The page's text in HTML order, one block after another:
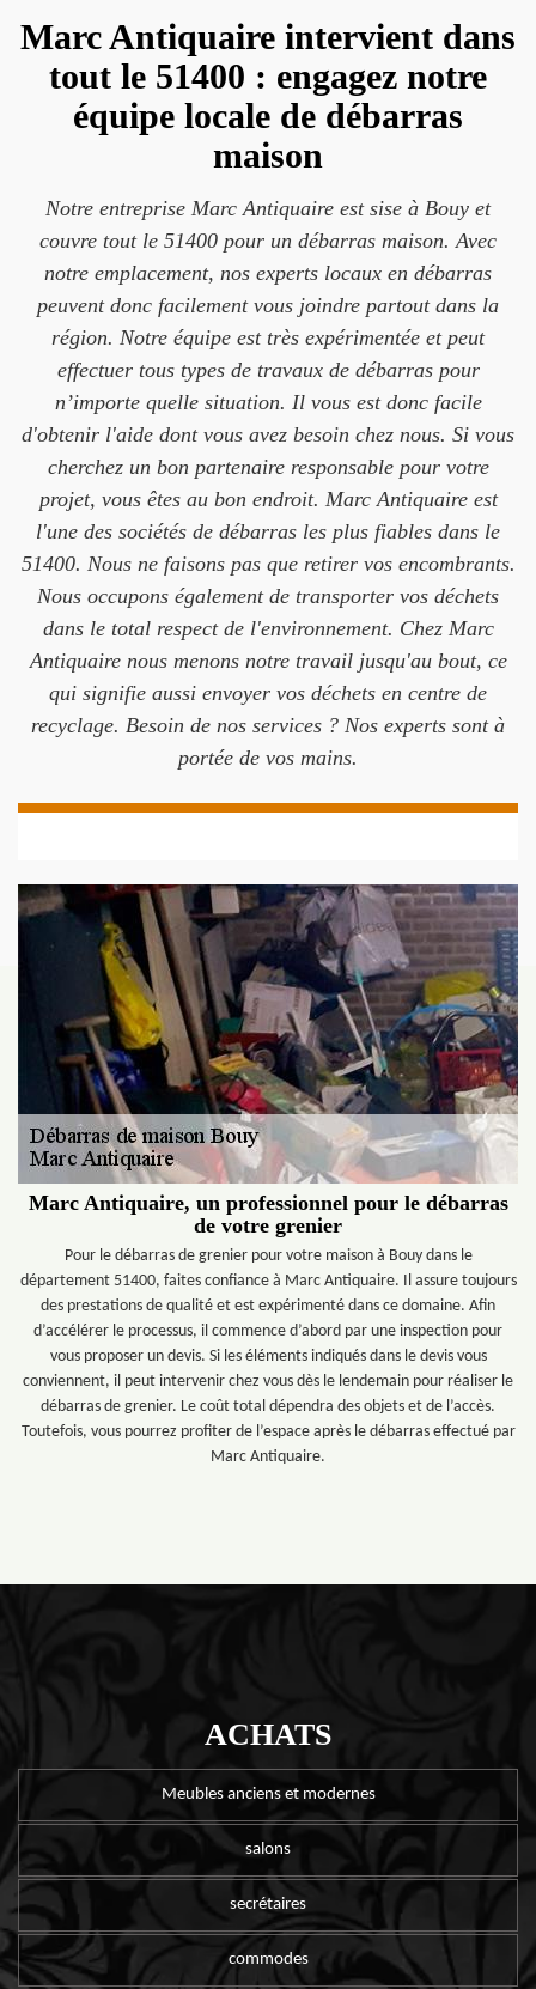
Marc Antiquaire intervient dans
tout le 51400 : engagez notre
équipe locale de débarras
maison
Notre entreprise Marc Antiquaire est sise à Bouy et
couvre tout le 51400 pour un débarras maison. Avec
notre emplacement, nos experts locaux en débarras
peuvent donc facilement vous joindre partout dans la
région. Notre équipe est très expérimentée et peut
effectuer tous types de travaux de débarras pour
n’importe quelle situation. Il vous est donc facile
d'obtenir l'aide dont vous avez besoin chez nous. Si vous
cherchez un bon partenaire responsable pour votre
projet, vous êtes au bon endroit. Marc Antiquaire est
l'une des sociétés de débarras les plus fiables dans le
51400. Nous ne faisons pas que retirer vos encombrants.
Nous occupons également de transporter vos déchets
dans le total respect de l'environnement. Chez Marc
Antiquaire nous menons notre travail jusqu'au bout, ce
qui signifie aussi envoyer vos déchets en centre de
recyclage. Besoin de nos services ? Nos experts sont à
portée de vos mains.
Marc Antiquaire, un professionnel pour le débarras
de votre grenier
Pour le débarras de grenier pour votre maison à Bouy dans le
département 51400, faites confiance à Marc Antiquaire. Il assure toujours
des prestations de qualité et est expérimenté dans ce domaine. Afin
d’accélérer le processus, il commence d’abord par une inspection pour
vous proposer un devis. Si les éléments indiqués dans le devis vous
conviennent, il peut intervenir chez vous dès le lendemain pour réaliser le
débarras de grenier. Le coût total dépendra des objets et de l’accès.
Toutefois, vous pourrez profiter de l’espace après le débarras effectué par
Marc Antiquaire.
ACHATS
Meubles anciens et modernes
salons
secrétaires
commodes